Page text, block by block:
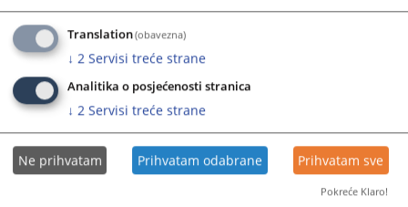
Translation(obavezna)
↓ 2 Servisi treće strane
Analitika o posjećenosti stranica
↓ 2 Servisi treće strane
Ne prihvatam Prihvatam odabrane Prihvatam sve
Pokreće Klaro!